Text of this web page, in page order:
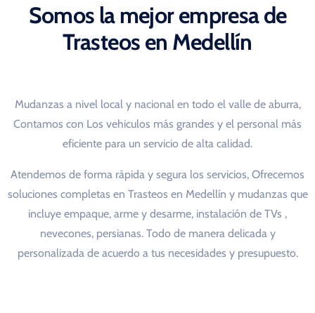
Somos la mejor empresa de
Trasteos en Medellín
Mudanzas a nivel local y nacional en todo el valle de aburra,
Contamos con Los vehiculos más grandes y el personal más
eficiente para un servicio de alta calidad.
Atendemos de forma rápida y segura los servicios, Ofrecemos
soluciones completas en Trasteos en Medellín y mudanzas que
incluye empaque, arme y desarme, instalación de TVs ,
nevecones, persianas. Todo de manera delicada y
personalizada de acuerdo a tus necesidades y presupuesto.